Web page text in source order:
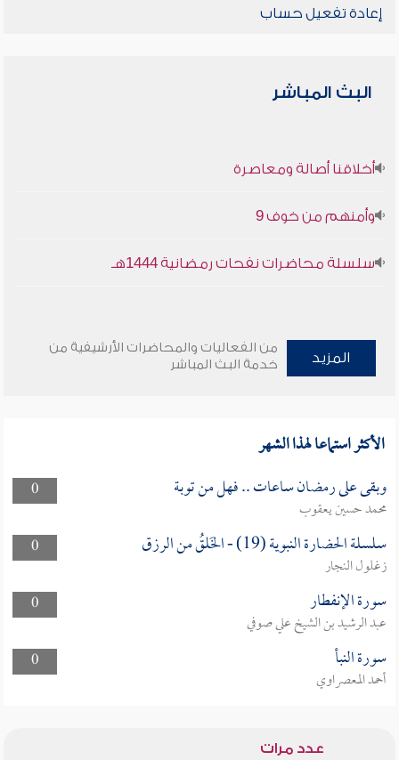
إعادة تفعيل حساب
البث المباشر
أخلاقنا أصالة ومعاصرة
وأمنهم من خوف 9
سلسلة محاضرات نفحات رمضانية 1444هـ
المزيد
من الفعاليات والمحاضرات الأرشيفية من
خدمة البث المباشر
الأكثر استماعا لهذا الشهر
0 وبقى على رمضان ساعات .. فهل من توبة
محمد حسين يعقوب
0
سلسلة الحضارة النبوية (19) - الخَلقُ من الرزق
زغلول النجار
0
سورة الإنفطار
عبد الرشيد بن الشيخ علي صوفي
0
سورة النبأ
أحمد المعصراوي
عدد مرات